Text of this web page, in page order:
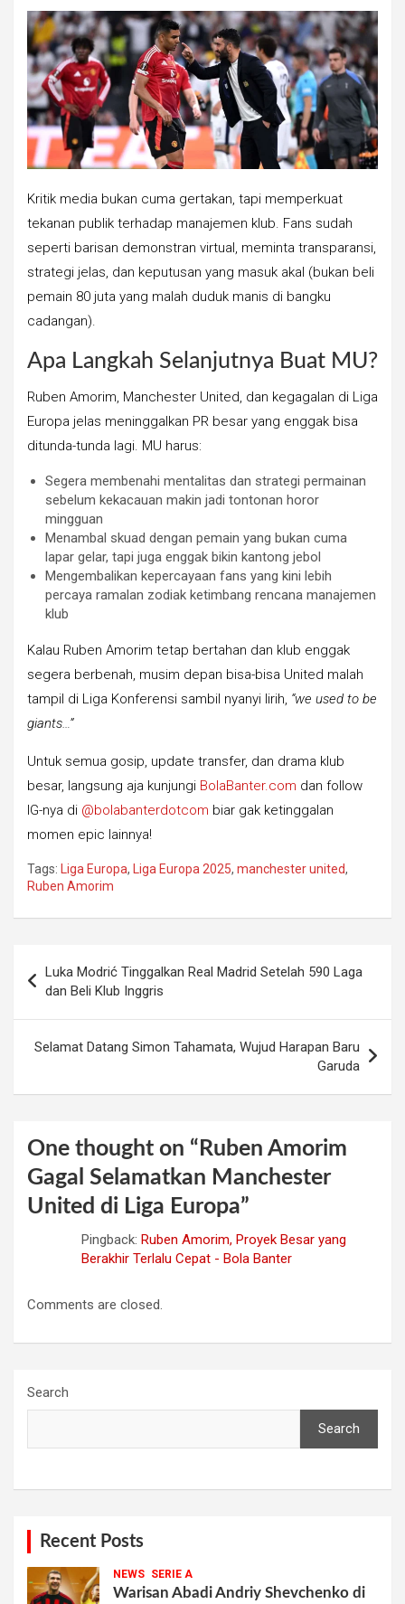
Kritik media bukan cuma gertakan, tapi memperkuat
tekanan publik terhadap manajemen klub. Fans sudah
seperti barisan demonstran virtual, meminta transparansi,
strategi jelas, dan keputusan yang masuk akal (bukan beli
pemain 80 juta yang malah duduk manis di bangku
cadangan).
Apa Langkah Selanjutnya Buat MU?
Ruben Amorim, Manchester United, dan kegagalan di Liga
Europa jelas meninggalkan PR besar yang enggak bisa
ditunda-tunda lagi. MU harus:
Segera membenahi mentalitas dan strategi permainan
sebelum kekacauan makin jadi tontonan horor
mingguan
Menambal skuad dengan pemain yang bukan cuma
lapar gelar, tapi juga enggak bikin kantong jebol
Mengembalikan kepercayaan fans yang kini lebih
percaya ramalan zodiak ketimbang rencana manajemen
klub
Kalau Ruben Amorim tetap bertahan dan klub enggak
segera berbenah, musim depan bisa-bisa United malah
tampil di Liga Konferensi sambil nyanyi lirih, “we used to be
giants…”
Untuk semua gosip, update transfer, dan drama klub
besar, langsung aja kunjungi BolaBanter.com dan follow
IG-nya di @bolabanterdotcom biar gak ketinggalan
momen epic lainnya!
Tags: Liga Europa, Liga Europa 2025, manchester united,
Ruben Amorim
navigation
Luka Modrić Tinggalkan Real Madrid Setelah 590 Laga
dan Beli Klub Inggris
Selamat Datang Simon Tahamata, Wujud Harapan Baru
Garuda
One thought on “ Ruben Amorim
Gagal Selamatkan Manchester
United di Liga Europa”
Pingback: Ruben Amorim, Proyek Besar yang
Berakhir Terlalu Cepat - Bola Banter
Comments are closed.
Search
Search
Recent Posts
NEWS SERIE A
Warisan Abadi Andriy Shevchenko di